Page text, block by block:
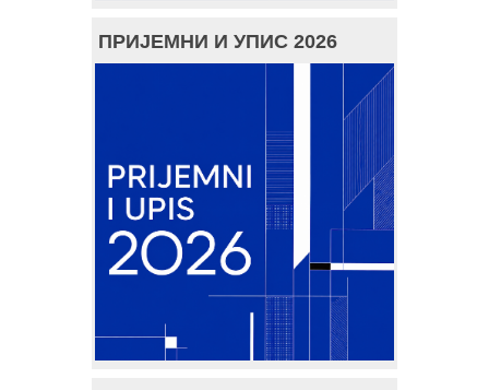
ПРИЈЕМНИ И УПИС 2026